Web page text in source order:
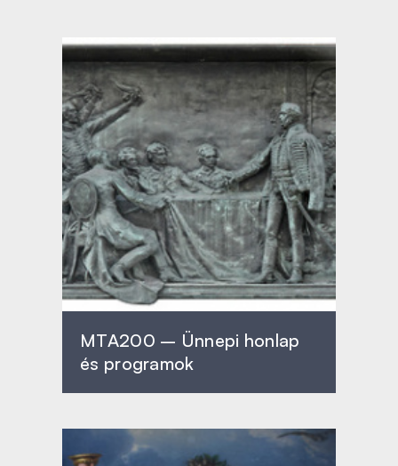
MTA200 – Ünnepi honlap
és programok